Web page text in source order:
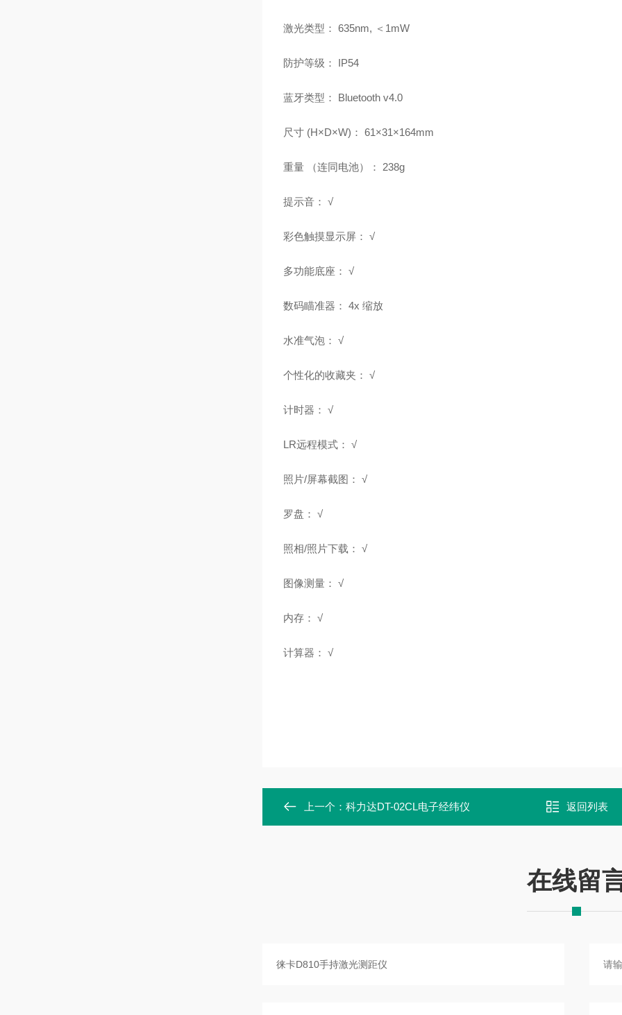
激光类型： 635nm, ＜ 1mW
防护等级： IP54
蓝牙类型： Bluetooth v4.0
尺寸 (H×D×W) ： 61×31×164mm
重量 （连同电池）： 238g
提示音： √
彩色触摸显示屏： √
多功能底座： √
数码瞄准器： 4x 缩放
水准气泡： √
个性化的收藏夹： √
计时器： √
LR远程模式： √
照片/屏幕截图： √
罗盘： √
照相/照片下载： √
图像测量： √
内存： √
计算器： √
上一个： 科力达DT-02CL电子经纬仪 返回列表
在线留